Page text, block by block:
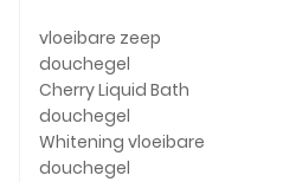
vloeibare zeep
douchegel
Cherry Liquid Bath
douchegel
Whitening vloeibare
douchegel